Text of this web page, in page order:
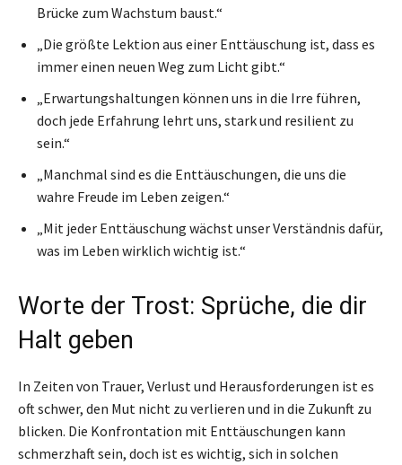
Brücke zum Wachstum baust.“
„Die größte Lektion aus einer Enttäuschung ist, dass es
immer einen neuen Weg zum Licht gibt.“
„Erwartungshaltungen können uns in die Irre führen,
doch jede Erfahrung lehrt uns, stark und resilient zu
sein.“
„Manchmal sind es die Enttäuschungen, die uns die
wahre Freude im Leben zeigen.“
„Mit jeder Enttäuschung wächst unser Verständnis dafür,
was im Leben wirklich wichtig ist.“
Worte der Trost: Sprüche, die dir
Halt geben
In Zeiten von Trauer, Verlust und Herausforderungen ist es
oft schwer, den Mut nicht zu verlieren und in die Zukunft zu
blicken. Die Konfrontation mit Enttäuschungen kann
schmerzhaft sein, doch ist es wichtig, sich in solchen